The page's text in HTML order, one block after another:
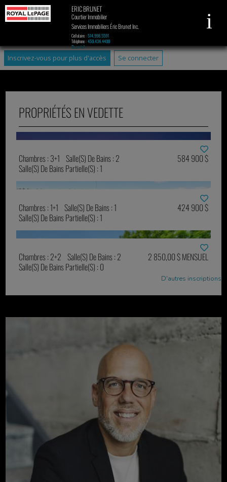
Inscrivez-vous pour plus d'accès Se connecter
ERIC BRUNET
Courtier Immobilier
Services Immobiliers Éric Brunet Inc.
Cellulaire : 514.998.5591
Téléphone : 450.434.4400
Courriel
PROPRIÉTÉS EN VEDETTE
584 900 $
Chambres : 3+1 Salle(s) De Bains : 2
Salle(s) De Bains Partielle(s) : 1
424 900 $
Chambres : 1+1 Salle(s) De Bains : 1
Salle(s) De Bains Partielle(s) : 1
2 850,00 $ MENSUEL
Chambres : 2+2 Salle(s) De Bains : 2
Salle(s) De Bains Partielle(s) : 0
D'autres inscriptions